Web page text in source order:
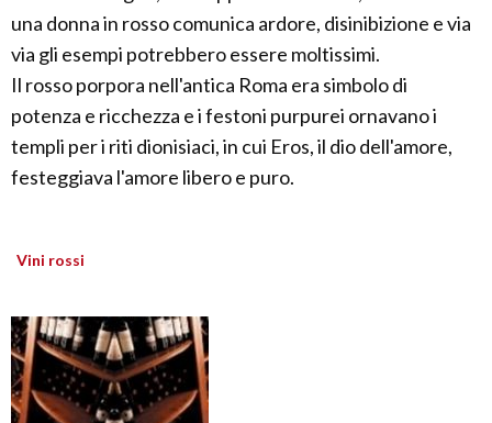
una donna in rosso comunica ardore, disinibizione e via
via gli esempi potrebbero essere moltissimi.
Il rosso porpora nell'antica Roma era simbolo di
potenza e ricchezza e i festoni purpurei ornavano i
templi per i riti dionisiaci, in cui Eros, il dio dell'amore,
festeggiava l'amore libero e puro.
Vini rossi